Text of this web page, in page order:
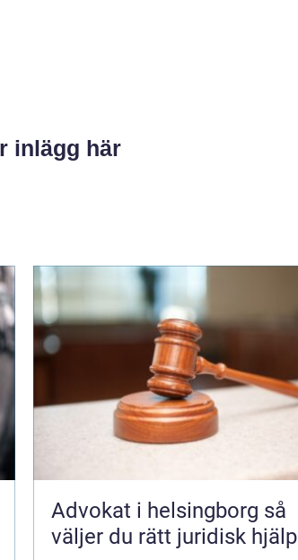
inlägg här
Advokat i helsingborg så
väljer du rätt juridisk hjälp